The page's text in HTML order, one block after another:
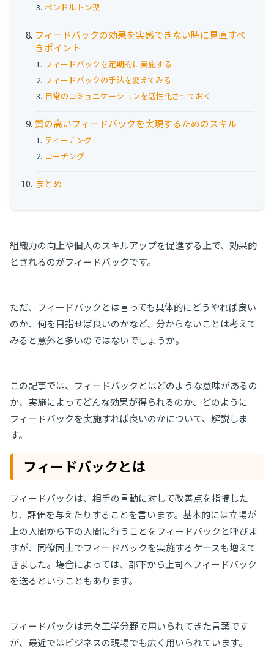
ペンドルトン型
フィードバックの効果を実感できない時に見直すべ
きポイント
フィードバックを定期的に実施する
フィードバックの手法を変えてみる
日常のコミュニケーションを活性化させておく
質の高いフィードバックを実現するためのスキル
ティーチング
コーチング
まとめ
組織力の向上や個人のスキルアップを促進する上で、効果的
とされるのがフィードバックです。
ただ、フィードバックとは言っても具体的にどうやれば良い
のか、何を目指せば良いのかなど、分からないことは考えて
みると意外と多いのではないでしょうか。
この記事では、フィードバックとはどのような意味があるの
か、実施によってどんな効果が得られるのか、どのように
フィードバックを実施すれば良いのかについて、解説しま
す。
フィードバックとは
フィードバックは、相手の言動に対して改善点を指摘した
り、評価を与えたりすることを言います。基本的には立場が
上の人間から下の人間に行うことをフィードバックと呼びま
すが、同僚同士でフィードバックを実施するケースも増えて
きました。場合によっては、部下から上司へフィードバック
を送るということもあります。
フィードバックは元々工学分野で用いられてきた言葉です
が、最近ではビジネスの現場でも広く用いられています。